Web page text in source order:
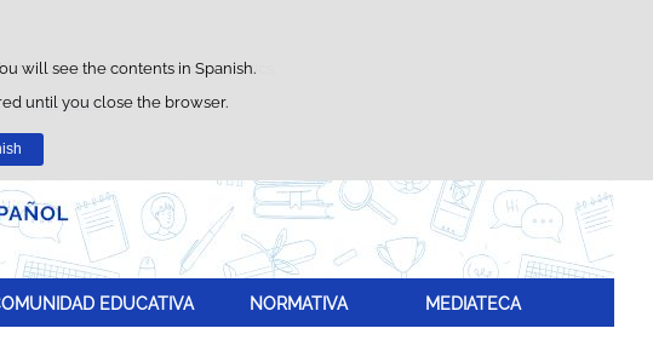
usage and satisfaction statistics.
legal notice.
will see the contents in Spanish.
until you close the browser.
EDUCATIVA NORMATIVA MEDIATECA